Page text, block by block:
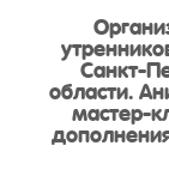
Санкт-
области.
мастер-